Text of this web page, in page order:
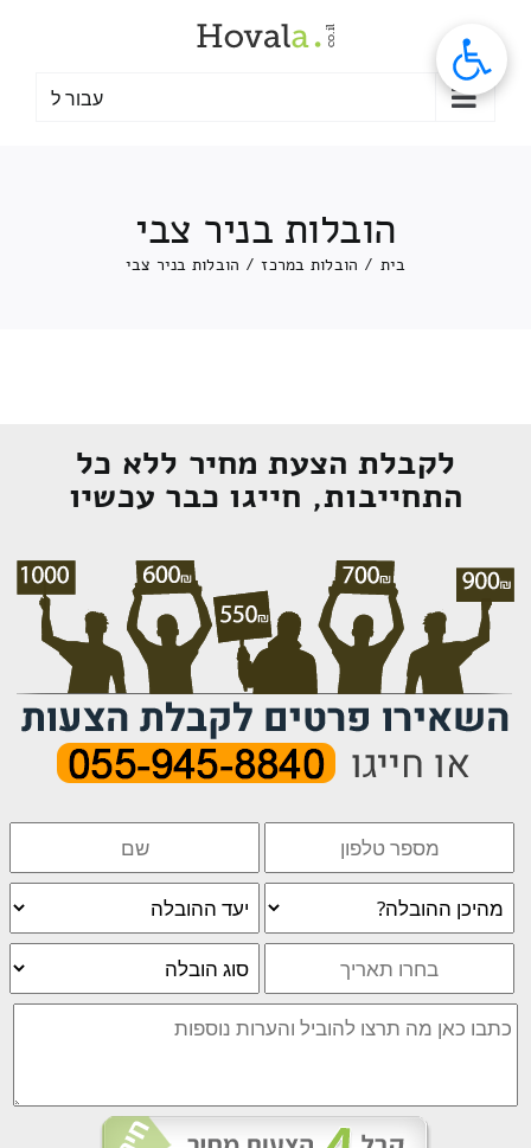
עבור ל
הובלות בניר צבי
בית / הובלות במרכז / הובלות בניר צבי
לקבלת הצעת מחיר ללא כל
התחייבות, חייגו כבר עכשיו